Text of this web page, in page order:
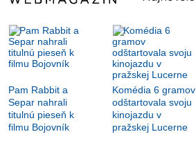
Pam Rabbit a
Separ nahrali
titulnú pieseň k
filmu Bojovník
Komédia 6 gramov
odštartovala svoju
kinojazdu v
pražskej Lucerne